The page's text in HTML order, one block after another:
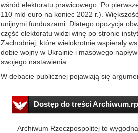
wśród elektoratu prawicowego. Po
110 mld euro na koniec 2022 r.).
unijnymi funduszami. Dlatego opozycja
część elektoratu widzi winę po stronie
Zachodniej, które wielokrotnie wspierały
dobie wojny w Ukrainie i masowego
swojego nastawienia.
W debacie publicznej pojawiają się
Dostęp do treści
Archiwum Rzeczpospolitej to